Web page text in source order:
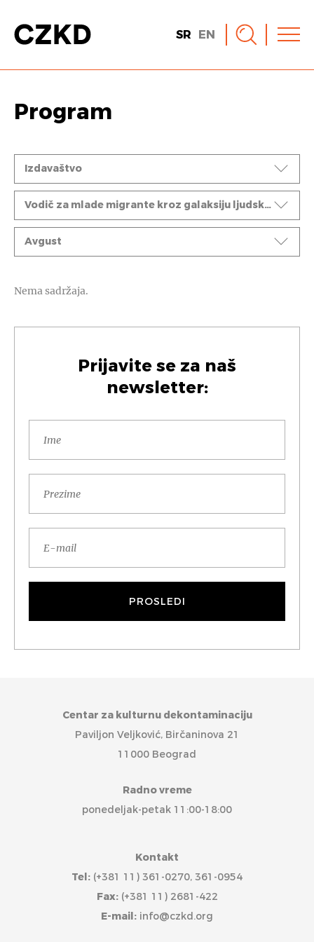
SR EN
Program
Događaji
Izdavaštvo
Ciklusi Vodič za mlade migrante kroz galaksiju ljudskih prava
Mesec
Avgust
Nema sadržaja.
Prijavite se za naš
newsletter:
Centar za kulturnu dekontaminaciju
Paviljon Veljković, Birčaninova 21
11000 Beograd
Radno vreme
ponedeljak-petak 11:00-18:00
Kontakt
Tel: (+381 11) 361-0270, 361-0954
Fax:(+381 11) 2681-422
E-mail: info@czkd.org